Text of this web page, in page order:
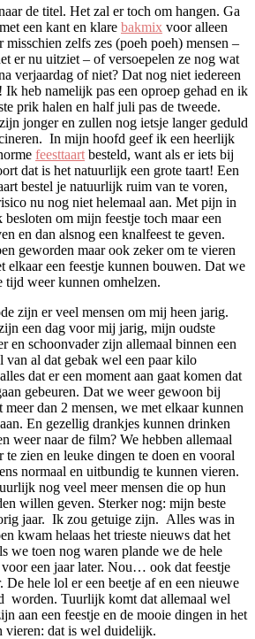
de titel. Het zal er toch om hangen. Ga
een kant en klare bakmix voor alleen
zelfs zes (poeh poeh) mensen –
er nu uitziet – of versoepelen ze nog wat
verjaardag of niet? Dat nog niet iedereen
Ik heb namelijk pas een oproep gehad en ik
prik halen en half juli pas de tweede.
jonger en zullen nog ietsje langer geduld
In mijn hoofd geef ik een heerlijk
feesttaart besteld, want als er iets bij
dat is het natuurlijk een grote taart! Een
bestel je natuurlijk ruim van te voren,
nu nog niet helemaal aan. Met pijn in
om mijn feestje toch maar een
en dan alsnog een knalfeest te geven.
geworden maar ook zeker om te vieren
elkaar een feestje kunnen bouwen. Dat we
tijd weer kunnen omhelzen.
zijn er veel mensen om mij heen jarig.
een dag voor mij jarig, mijn oudste
en schoonvader zijn allemaal binnen een
van al dat gebak wel een paar kilo
dat er een moment aan gaat komen dat
gebeuren. Dat we weer gewoon bij
dan 2 mensen, we met elkaar kunnen
En gezellig drankjes kunnen drinken
weer naar de film? We hebben allemaal
te zien en leuke dingen te doen en vooral
normaal en uitbundig te kunnen vieren.
nog veel meer mensen die op hun
willen geven. Sterker nog: mijn beste
jaar. Ik zou getuige zijn. Alles was in
kwam helaas het trieste nieuws dat het
we toen nog waren plande we de hele
een jaar later. Nou… ook dat feestje
hele lol er een beetje af en een nieuwe
worden. Tuurlijk komt dat allemaal wel
aan een feestje en de mooie dingen in het
vieren: dat is wel duidelijk.